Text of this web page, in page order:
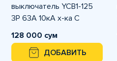
выключатель YCB1-125
3P 63A 10кА х-ка С
128 000 сум
ДОБАВИТЬ